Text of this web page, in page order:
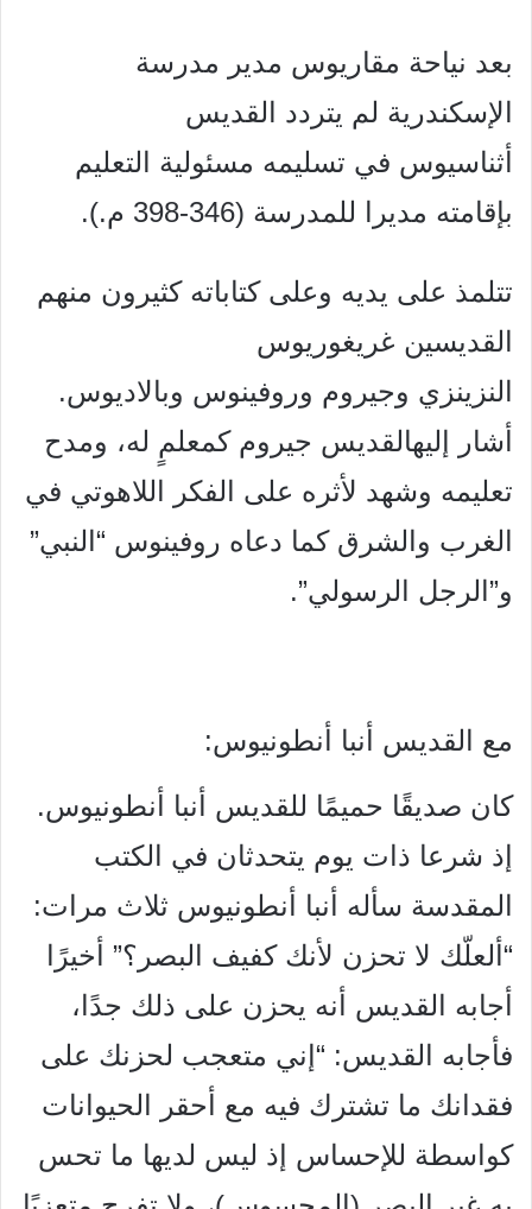
بعد نياحة مقاريوس مدير مدرسة
الإسكندرية لم يتردد القديس
أثناسيوس في تسليمه مسئولية التعليم
بإقامته مديرا للمدرسة (346-398 م.).
تتلمذ على يديه وعلى كتاباته كثيرون منهم
القديسين غريغوريوس
النزينزي وجيروم وروفينوس وبالاديوس.
أشار إليهالقديس جيروم كمعلمٍ له، ومدح
تعليمه وشهد لأثره على الفكر اللاهوتي في
الغرب والشرق كما دعاه روفينوس “النبي”
و”الرجل الرسولي”.
مع القديس أنبا أنطونيوس:
كان صديقًا حميمًا للقديس أنبا أنطونيوس.
إذ شرعا ذات يوم يتحدثان في الكتب
المقدسة سأله أنبا أنطونيوس ثلاث مرات:
“ألعلّك لا تحزن لأنك كفيف البصر؟” أخيرًا
أجابه القديس أنه يحزن على ذلك جدًا،
فأجابه القديس: “إني متعجب لحزنك على
فقدانك ما تشترك فيه مع أحقر الحيوانات
كواسطة للإحساس إذ ليس لديها ما تحس